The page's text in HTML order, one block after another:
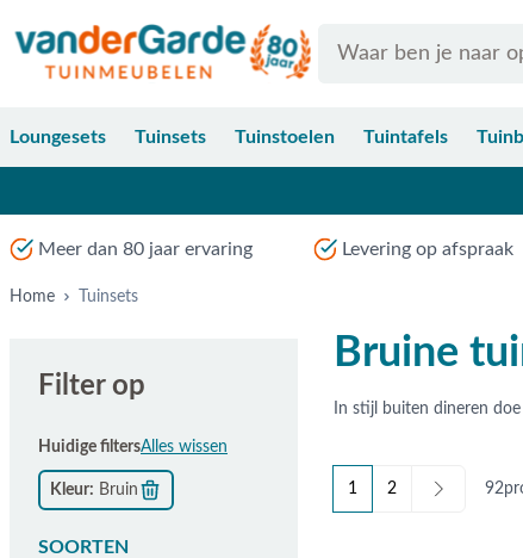
Loungesets Tuinsets Tuinstoelen Tuintafels
Meer dan 80 jaar ervaring Levering op afspraak
Home Tuinsets
Bruine
U lees momenteel pagina
1 2 92
Filter op
Huidige filtersAlles wissen
Kleur Bruin
SOORTEN